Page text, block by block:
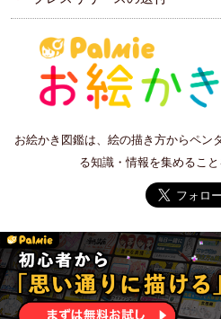
お絵かき図鑑は、絵の描き方からペン
る知識・情報を集めること